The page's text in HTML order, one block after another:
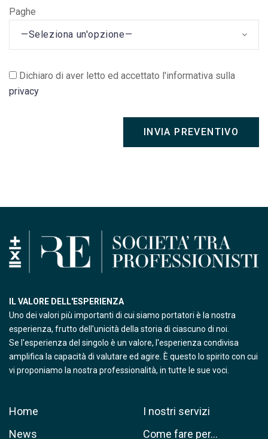
Paghe
—Seleziona un'opzione—
Dichiaro di aver letto ed accettato l'informativa sulla
privacy
IL VALORE DELL'ESPERIENZA
Uno dei valori più importanti di cui siamo portatori è la nostra
esperienza, frutto dell'unicità della storia di ciascuno di noi.
Se l'esperienza del singolo è un valore, l'esperienza condivisa
amplifica la capacità di valutare ed agire. È questo lo spirito con cui
vi proponiamo la nostra professionalità, in tutte le sue voci.
Home
I nostri servizi
News
Come fare per…